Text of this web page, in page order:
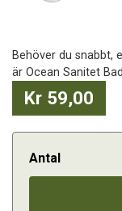
Behöver du snabbt,
är Ocean Sanitet
Kr 59,00
Antal